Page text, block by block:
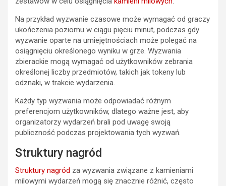
Na przykład wyzwanie czasowe może wymagać od graczy
ukończenia poziomu w ciągu pięciu minut, podczas gdy
wyzwanie oparte na umiejętnościach może polegać na
osiągnięciu określonego wyniku w grze. Wyzwania
zbierackie mogą wymagać od użytkowników zebrania
określonej liczby przedmiotów, takich jak tokeny lub
odznaki, w trakcie wydarzenia.
Każdy typ wyzwania może odpowiadać różnym
preferencjom użytkowników, dlatego ważne jest, aby
organizatorzy wydarzeń brali pod uwagę swoją
publiczność podczas projektowania tych wyzwań.
Struktury nagród
Struktury nagród za wyzwania związane z kamieniami
milowymi wydarzeń mogą się znacznie różnić, często